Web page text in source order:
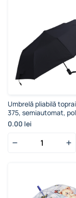
Umbrelă pliabilă
375, semiautomat,
negru, 96 cm
0.00 lei